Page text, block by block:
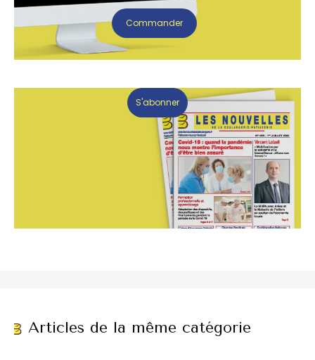
Commander
S'abonner
Articles de la même catégorie